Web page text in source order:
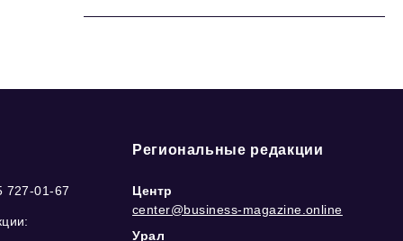
727-01-67
Региональные редакции
Центр
center@business-magazine.online
Урал